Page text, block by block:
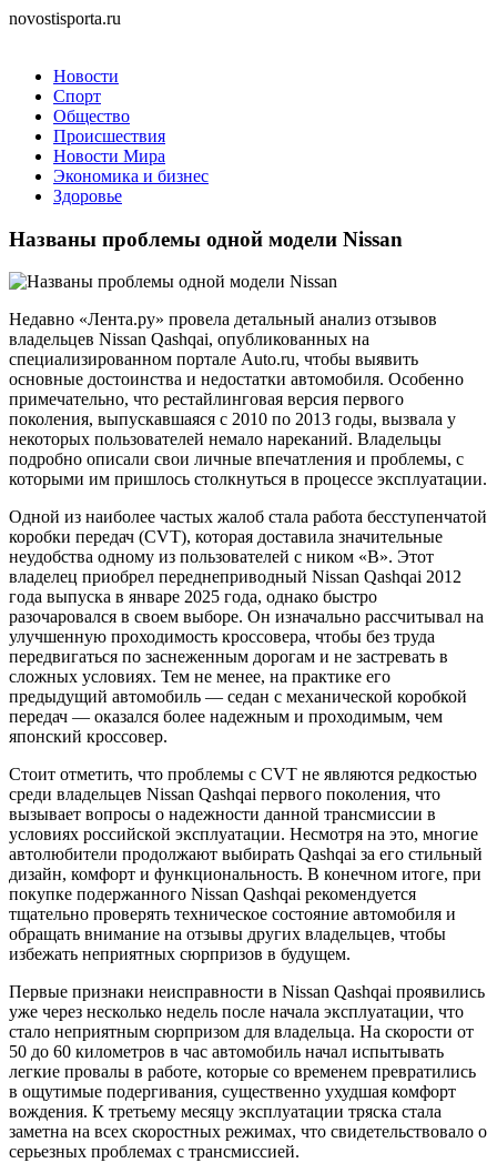
novostisporta.ru
Новости
Спорт
Общество
Происшествия
Новости Мира
Экономика и бизнес
Здоровье
Названы проблемы одной модели Nissan
Недавно «Лента.ру» провела детальный анализ отзывов
владельцев Nissan Qashqai, опубликованных на
специализированном портале Auto.ru, чтобы выявить
основные достоинства и недостатки автомобиля. Особенно
примечательно, что рестайлинговая версия первого
поколения, выпускавшаяся с 2010 по 2013 годы, вызвала у
некоторых пользователей немало нареканий. Владельцы
подробно описали свои личные впечатления и проблемы, с
которыми им пришлось столкнуться в процессе эксплуатации.
Одной из наиболее частых жалоб стала работа бесступенчатой
коробки передач (CVT), которая доставила значительные
неудобства одному из пользователей с ником «В». Этот
владелец приобрел переднеприводный Nissan Qashqai 2012
года выпуска в январе 2025 года, однако быстро
разочаровался в своем выборе. Он изначально рассчитывал на
улучшенную проходимость кроссовера, чтобы без труда
передвигаться по заснеженным дорогам и не застревать в
сложных условиях. Тем не менее, на практике его
предыдущий автомобиль — седан с механической коробкой
передач — оказался более надежным и проходимым, чем
японский кроссовер.
Стоит отметить, что проблемы с CVT не являются редкостью
среди владельцев Nissan Qashqai первого поколения, что
вызывает вопросы о надежности данной трансмиссии в
условиях российской эксплуатации. Несмотря на это, многие
автолюбители продолжают выбирать Qashqai за его стильный
дизайн, комфорт и функциональность. В конечном итоге, при
покупке подержанного Nissan Qashqai рекомендуется
тщательно проверять техническое состояние автомобиля и
обращать внимание на отзывы других владельцев, чтобы
избежать неприятных сюрпризов в будущем.
Первые признаки неисправности в Nissan Qashqai проявились
уже через несколько недель после начала эксплуатации, что
стало неприятным сюрпризом для владельца. На скорости от
50 до 60 километров в час автомобиль начал испытывать
легкие провалы в работе, которые со временем превратились
в ощутимые подергивания, существенно ухудшая комфорт
вождения. К третьему месяцу эксплуатации тряска стала
заметна на всех скоростных режимах, что свидетельствовало о
серьезных проблемах с трансмиссией.